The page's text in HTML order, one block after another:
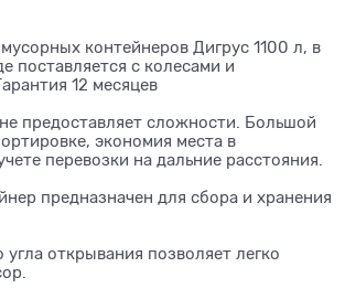
контейнеров Дигрус 1100 л, в
поставляется с колесами и
12 месяцев
предоставляет сложности. Большой
экономия места в
перевозки на дальние расстояния.
предназначен для сбора и хранения
угла открывания позволяет легко